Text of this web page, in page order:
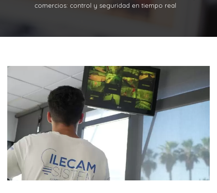
comercios: control y seguridad en tiempo real